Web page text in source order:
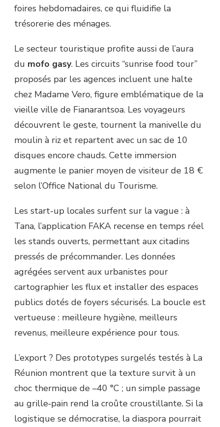
foires hebdomadaires, ce qui fluidifie la
trésorerie des ménages.
Le secteur touristique profite aussi de l’aura
du mofo gasy. Les circuits “sunrise food tour”
proposés par les agences incluent une halte
chez Madame Vero, figure emblématique de la
vieille ville de Fianarantsoa. Les voyageurs
découvrent le geste, tournent la manivelle du
moulin à riz et repartent avec un sac de 10
disques encore chauds. Cette immersion
augmente le panier moyen de visiteur de 18 €
selon l’Office National du Tourisme.
Les start-up locales surfent sur la vague : à
Tana, l’application FAKA recense en temps réel
les stands ouverts, permettant aux citadins
pressés de précommander. Les données
agrégées servent aux urbanistes pour
cartographier les flux et installer des espaces
publics dotés de foyers sécurisés. La boucle est
vertueuse : meilleure hygiène, meilleurs
revenus, meilleure expérience pour tous.
L’export ? Des prototypes surgelés testés à La
Réunion montrent que la texture survit à un
choc thermique de –40 °C ; un simple passage
au grille‐pain rend la croûte croustillante. Si la
logistique se démocratise, la diaspora pourrait